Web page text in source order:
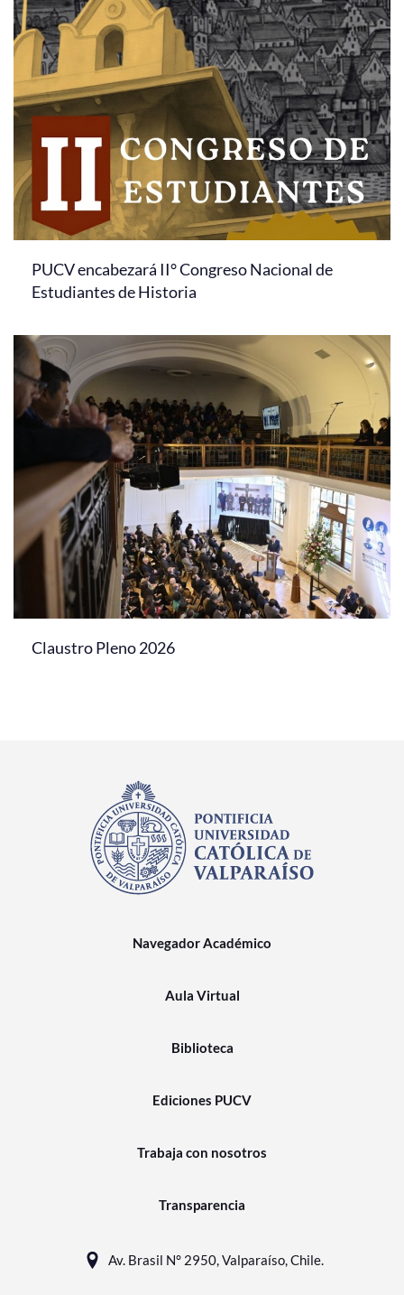
PUCV encabezará II° Congreso Nacional de
Estudiantes de Historia
Claustro Pleno 2026
Navegador Académico
Aula Virtual
Biblioteca
Ediciones PUCV
Trabaja con nosotros
Transparencia
Av. Brasil N° 2950, Valparaíso, Chile.